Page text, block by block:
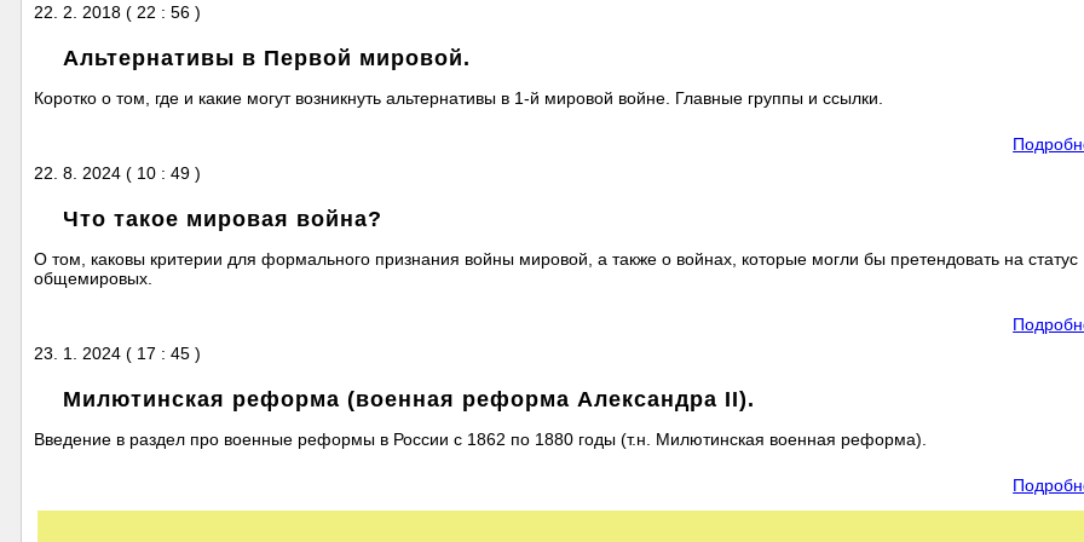
22. 2. 2018 ( 22 : 56 )
Альтернативы в Первой мировой.
Коротко о том, где и какие могут возникнуть альтернативы в 1-й мировой войне. Главные группы и ссылки.
22. 8. 2024 ( 10 : 49 )
Что такое мировая война?
О том, каковы критерии для формального признания войны мировой, а также о войнах, которые могли бы претендовать на статус
общемировых.
23. 1. 2024 ( 17 : 45 )
Милютинская реформа (военная реформа Александра II).
Введение в раздел про военные реформы в России с 1862 по 1880 годы (т.н. Милютинская военная реформа).